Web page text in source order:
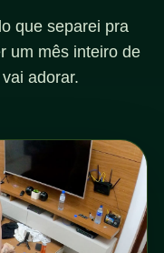
que separei pra
um mês inteiro de
adorar.